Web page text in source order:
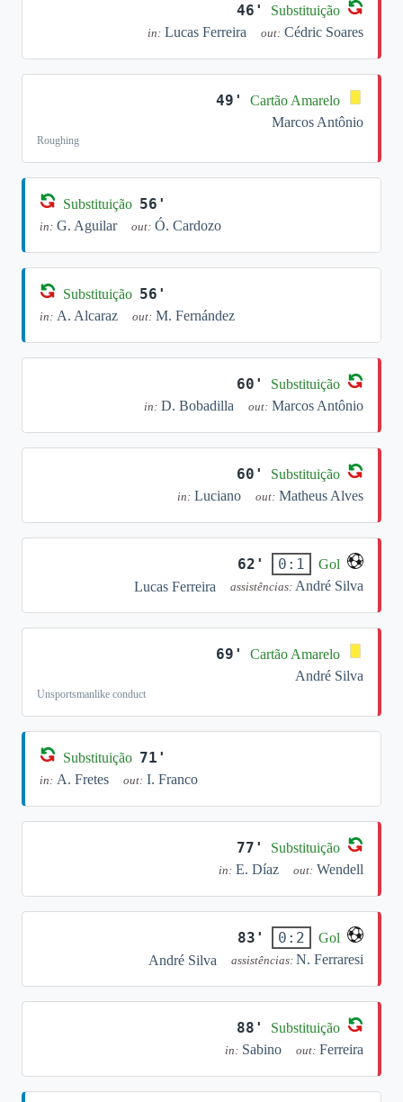
46' Substituição
in: Lucas Ferreira out: Cédric Soares
49'
Cartão Amarelo
Marcos Antônio
Roughing
Substituição 56'
in: G. Aguilar out: Ó. Cardozo
Substituição 56'
in: A. Alcaraz out: M. Fernández
60' Substituição
in: D. Bobadilla out: Marcos Antônio
60' Substituição
in: Luciano out: Matheus Alves
62' 0:1
Gol
Lucas Ferreira
assistências: André Silva
69'
Cartão Amarelo
André Silva
Unsportsmanlike conduct
Substituição 71'
in: A. Fretes out: I. Franco
77' Substituição
in: E. Díaz out: Wendell
83' 0:2
Gol
André Silva
assistências: N. Ferraresi
88' Substituição
in: Sabino out: Ferreira